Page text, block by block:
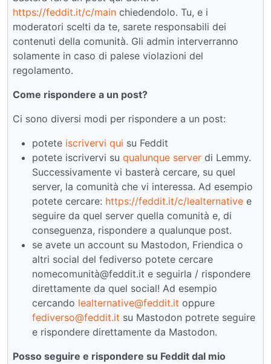
https://feddit.it/c/main chiedendolo. Tu, e i
moderatori scelti da te, sarete responsabili dei
contenuti della comunità. Gli admin interverranno
solamente in caso di palese violazioni del
regolamento.
Come rispondere a un post?
Ci sono diversi modi per rispondere a un post:
potete iscrivervi qui su Feddit
potete iscrivervi su qualunque server di Lemmy.
Successivamente vi basterà cercare, su quel
server, la comunità che vi interessa. Ad esempio
potete cercare: https://feddit.it/c/lealternative e
seguire da quel server quella comunità e, di
conseguenza, rispondere a qualunque post.
se avete un account su Mastodon, Friendica o
altri social del fediverso potete cercare
nomecomunità@feddit.it e seguirla / rispondere
direttamente da quel social! Ad esempio
cercando lealternative@feddit.it oppure
fediverso@feddit.it su Mastodon potrete seguire
e rispondere direttamente da Mastodon.
Posso seguire e rispondere su Feddit dal mio